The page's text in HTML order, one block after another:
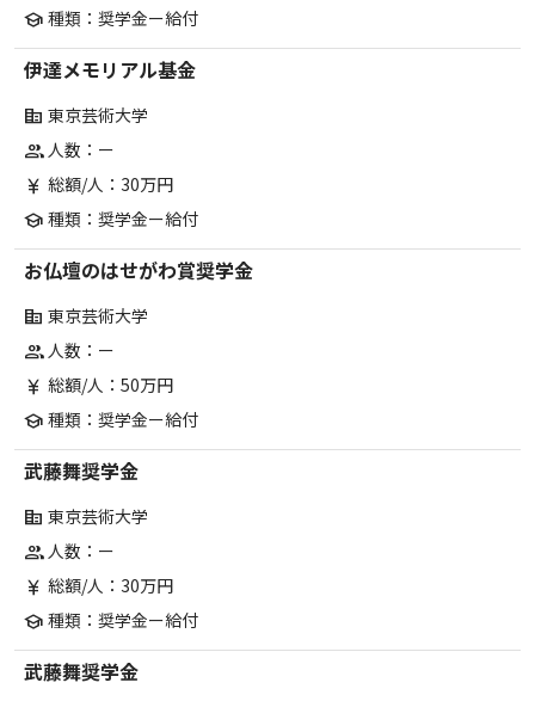
school 種類：奨学金ー給付
伊達メモリアル基金
corporate_fare 東京芸術大学
group人数：ー
currency_yen 総額/人：30万円
school 種類：奨学金ー給付
お仏壇のはせがわ賞奨学金
corporate_fare 東京芸術大学
group人数：ー
currency_yen 総額/人：50万円
school 種類：奨学金ー給付
武藤舞奨学金
corporate_fare 東京芸術大学
group人数：ー
currency_yen 総額/人：30万円
school 種類：奨学金ー給付
武藤舞奨学金